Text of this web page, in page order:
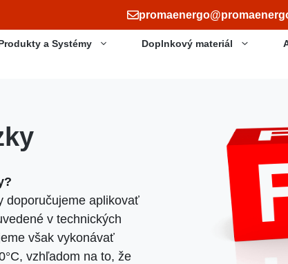
a Systémy Doplnkový materiál
doporučujeme aplikovať
v technických
však vykonávať
vzhľadom na to, že